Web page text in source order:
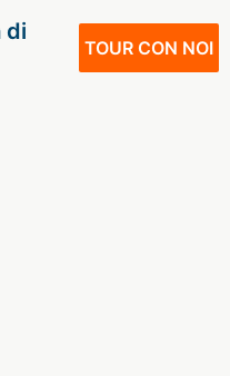
TOUR CON NOI